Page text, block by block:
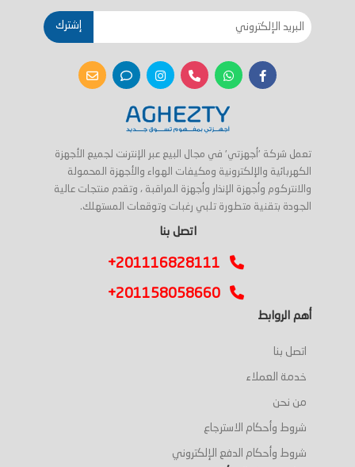
إشترك
تعمل شركة 'أجهزتي' في مجال البيع عبر الإنترنت لجميع الأجهزة
الكهربائية والإلكترونية ومكيفات الهواء والأجهزة المحمولة
والانتركوم وأجهزة الإنذار وأجهزة المراقبة ، وتقدم منتجات عالية
الجودة بتقنية متطورة تلبي رغبات وتوقعات المستهلك.
اتصل بنا
+201116828111
+201158058660
أهم الروابط
اتصل بنا
خدمة العملاء
من نحن
شروط وأحكام الاسترجاع
شروط وأحكام الدفع الإلكتروني